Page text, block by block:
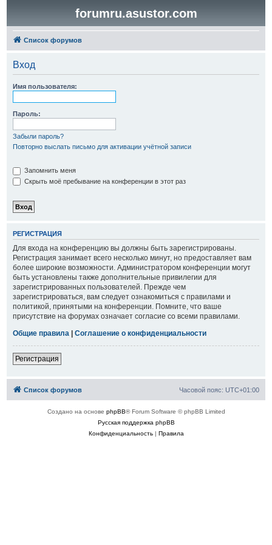
forumru.asustor.com
Список форумов
Вход
Имя пользователя:
Пароль:
Забыли пароль?
Повторно выслать письмо для активации учётной записи
Запомнить меня
Скрыть моё пребывание на конференции в этот раз
РЕГИСТРАЦИЯ
Для входа на конференцию вы должны быть зарегистрированы.
Регистрация занимает всего несколько минут, но предоставляет вам
более широкие возможности. Администратором конференции могут
быть установлены также дополнительные привилегии для
зарегистрированных пользователей. Прежде чем
зарегистрироваться, вам следует ознакомиться с правилами и
политикой, принятыми на конференции. Помните, что ваше
присутствие на форумах означает согласие со всеми правилами.
Общие правила | Соглашение о конфиденциальности
Регистрация
Список форумов Часовой пояс: UTC+01:00
Создано на основе phpBB® Forum Software © phpBB Limited
Русская поддержка phpBB
Конфиденциальность| Правила